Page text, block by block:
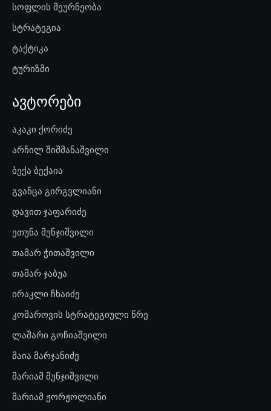
სოფლის მეურნეობა
სტრატეგია
ტაქტიკა
ტურიზმი
ავტორები
აკაკი ქორიძე
არჩილ შიშმანაშვილი
ბექა ბექაია
გვანცა გირგვლიანი
დავით ჯაფარიძე
ეთუნა მუნჯიშვილი
თამარ ჭითაშვილი
თამარ ჯაბუა
ირაკლი ჩხაიძე
კომაროვის სტრატეგიული წრე
ლაშარი გოჩიაშვილი
მაია მარჯანიძე
მარიამ მუნჯიშვილი
მარიამ ჟორჟოლიანი